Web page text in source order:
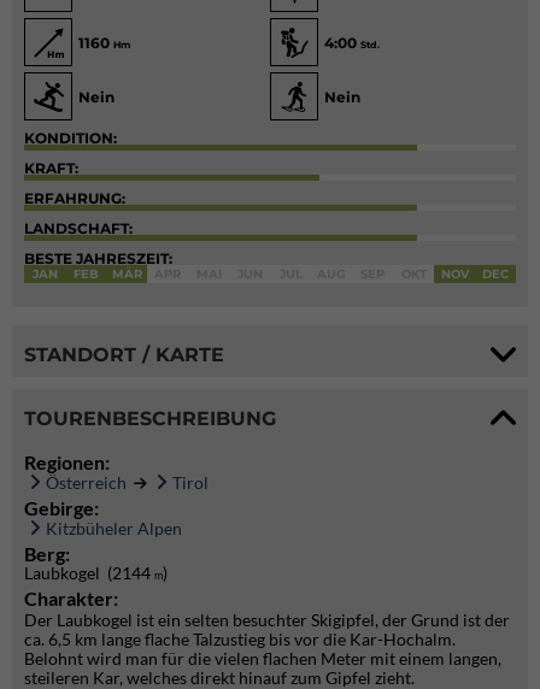
1160 Hm 4:00 Std.
Nein Nein
KONDITION:
KRAFT:
ERFAHRUNG:
LANDSCHAFT:
BESTE JAHRESZEIT:
JAN FEB MÄR NOV DEC
STANDORT / KARTE
TOURENBESCHREIBUNG
Regionen:
Österreich Tirol
Gebirge:
Kitzbüheler Alpen
Berg:
Laubkogel (2144 m)
Charakter:
Der Laubkogel ist ein selten besuchter Skigipfel, der Grund ist der
ca. 6,5 km lange flache Talzustieg bis vor die Kar-Hochalm.
Belohnt wird man für die vielen flachen Meter mit einem langen,
steileren Kar, welches direkt hinauf zum Gipfel zieht.